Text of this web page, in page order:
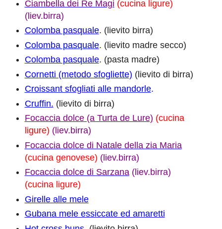
Ciambella dei Re Magi (cucina ligure)
(liev.birra)
Colomba pasquale. (lievito birra)
Colomba pasquale. (lievito madre secco)
Colomba pasquale. (pasta madre)
Cornetti (metodo sfogliette) (lievito di birra)
Croissant sfogliati alle mandorle.
Cruffin. (lievito di birra)
Focaccia dolce (a Turta de Lure) (cucina
ligure) (liev.birra)
Focaccia dolce di Natale della zia Maria
(cucina genovese) (liev.birra)
Focaccia dolce di Sarzana (liev.birra)
(cucina ligure)
Girelle alle mele
Gubana mele essiccate ed amaretti